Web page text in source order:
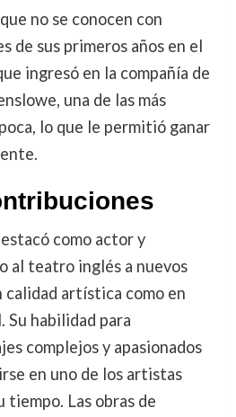
no se conocen con
de sus primeros años en el
ingresó en la compañía de
una de las más
lo que le permitió ganar
como actor y
al teatro inglés a nuevos
artística como en
Su habilidad para
complejos y apasionados
en uno de los artistas
tiempo. Las obras de